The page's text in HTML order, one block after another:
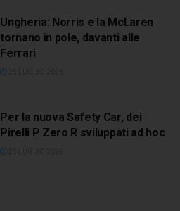
Ungheria: Norris e la McLaren
tornano in pole, davanti alle
Ferrari
Per la nuova Safety Car, dei
Pirelli P Zero R sviluppati ad hoc